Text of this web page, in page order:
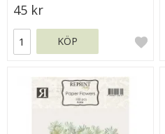
45 kr
KÖP